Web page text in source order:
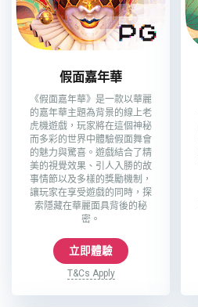
假面嘉年華
《假面嘉年華》是一款以華麗
的嘉年華主題為背景的線上老
虎機遊戲，玩家將在這個神秘
而多彩的世界中體驗假面舞會
的魅力與驚喜。遊戲結合了精
美的視覺效果、引人入勝的故
事情節以及多樣的獎勵機制，
讓玩家在享受遊戲的同時，探
索隱藏在華麗面具背後的秘
密。
立即體驗
T&Cs Apply